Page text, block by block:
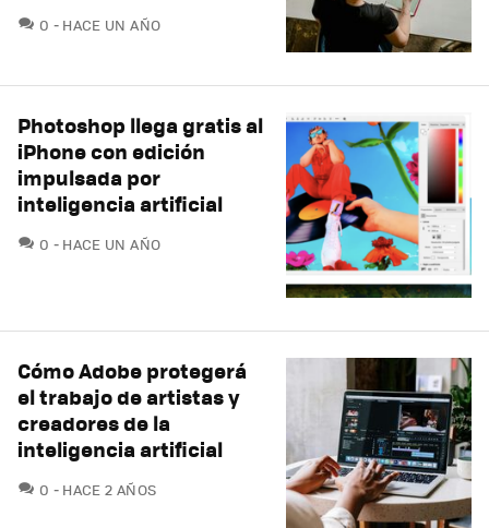
0 COMENTARIOS
HACE UN AÑO
Photoshop llega gratis al
iPhone con edición
impulsada por
inteligencia artificial
0 COMENTARIOS
HACE UN AÑO
Cómo Adobe protegerá
el trabajo de artistas y
creadores de la
inteligencia artificial
0 COMENTARIOS
HACE 2 AÑOS